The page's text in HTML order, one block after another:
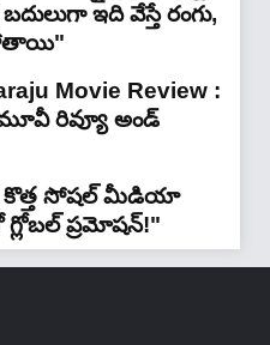
ఇది వేస్తే రంగు,
Movie Review :
రివ్యూ అండ్
కొత్త సోషల్ మీడియా
ప్రమోషన్!"